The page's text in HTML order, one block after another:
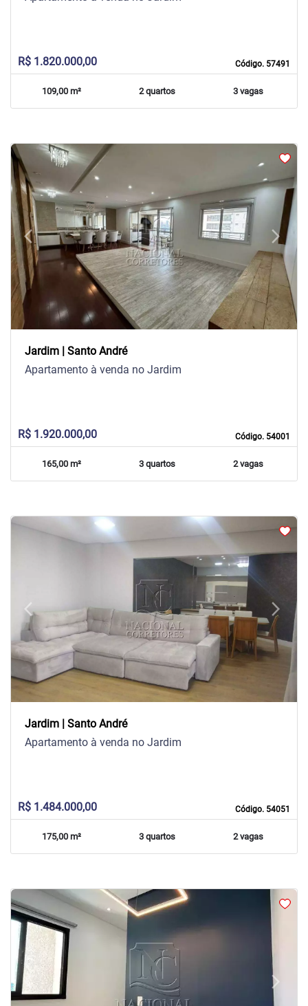
Código. 57491
R$ 1.820.000,00
109,00 m² 2 quartos 3 vagas
arrow_back_iosPrevious arrow_forward_iosNext
Jardim | Santo André
Código. 54001
Apartamento à venda no Jardim
R$ 1.920.000,00
165,00 m² 3 quartos 2 vagas
arrow_back_iosPrevious arrow_forward_iosNext
Jardim | Santo André
Código. 54051
Apartamento à venda no Jardim
R$ 1.484.000,00
175,00 m² 3 quartos 2 vagas
arrow_back_ios
Previous arrow_forward_iosNext